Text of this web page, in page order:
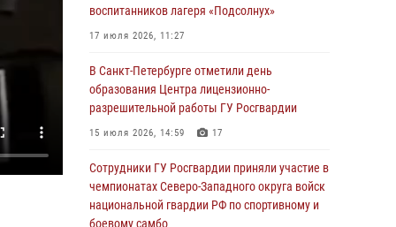
с жилыми домами
06 августа 2026, 11:36
Сотрудники и военнослужащие Росгвардии
обеспечили правопорядок при проведении
матча "Зенит" - "Балтика"
06 августа 2026, 07:30 10
В Выборгском районе наряд Росгвардии
обнаружил разыскиваемый преступный
автотранспорт
воспитанников лагеря «Подсолнух»
17 июля 2026, 11:27
В Санкт-Петербурге отметили день
образования Центра лицензионно-
разрешительной работы ГУ Росгвардии
15 июля 2026, 14:59 17
Сотрудники ГУ Росгвардии приняли участие в
чемпионатах Северо-Западного округа войск
национальной гвардии РФ по спортивному и
боевому самбо